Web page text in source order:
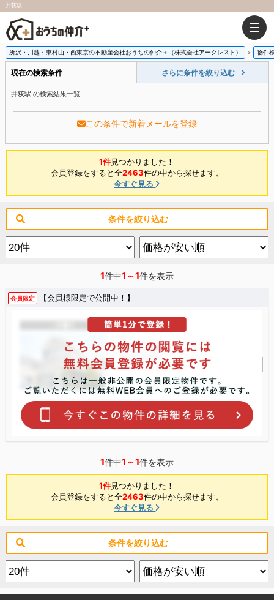
井荻駅
所沢・川越・東村山・西東京の不動産会社おうちの仲介＋（株式会社アークレスト） 物件
現在の検索条件 さらに条件を絞り込む
井荻駅 の検索結果一覧
この条件で新着メールを登録
1件見つかりました！
会員登録をすると全2463件の中から探せます。
今すぐ見る
条件を絞り込む
1件中1～1件を表示
会員限定 【会員様限定で公開中！】
1件中1～1件を表示
1件見つかりました！
会員登録をすると全2463件の中から探せます。
今すぐ見る
条件を絞り込む